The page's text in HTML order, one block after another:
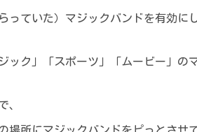
っていた）マジックバンドを有効に
ック」「スポーツ」「ムービー」の
、